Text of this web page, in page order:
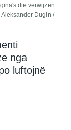
die verwijzen
Dugin /
nga
luftojnë